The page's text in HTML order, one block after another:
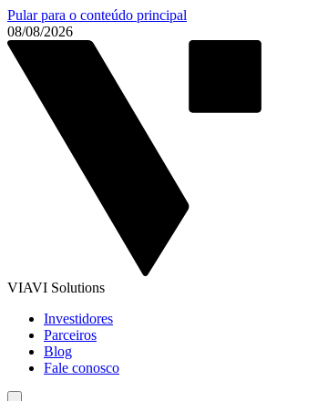
Pular para o conteúdo principal
08/08/2026
VIAVI Solutions
Investidores
Parceiros
Blog
Fale conosco